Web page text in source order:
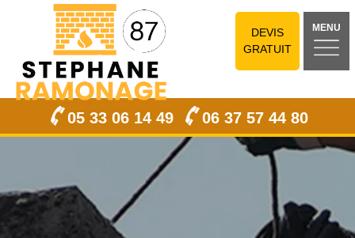
DEVIS
GRATUIT
MENU
05 33 06 14 49 06 37 57 44 80